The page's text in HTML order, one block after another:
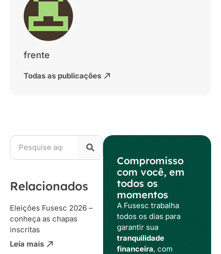
frente
Todas as publicações
Relacionados
Eleições Fusesc 2026 –
conheça as chapas
inscritas
Leia mais
Compromisso
com você, em
todos os
momentos
A Fusesc trabalha
todos os dias para
garantir sua
tranquilidade
financeira, com